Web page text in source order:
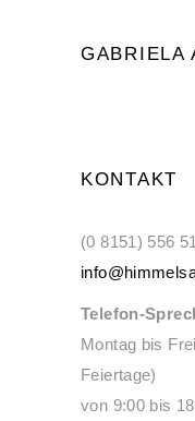
GABRIELA
KONTAKT
(0 8151) 556
Telefon-
Montag bis
Feiertage)
von 9:00 bis